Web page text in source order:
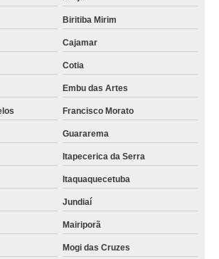
esterilização e secagem Resende
encontrar Mairiporã
Triângulo Mineiro
esterilização Santana de Parnaíba
e secagem encontrar São Gonçalo
Mesquita
Santa Rita do Sapucai
Biritiba Mirim
Cajamar
Cotia
Embu das Artes
Francisco Morato
Guararema
Itapecerica da Serra
Itaquaquecetuba
Jundiaí
Mairiporã
Mogi das Cruzes